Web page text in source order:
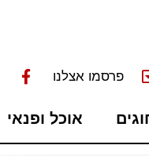
פרסמו אצלנו
אוכל ופנאי